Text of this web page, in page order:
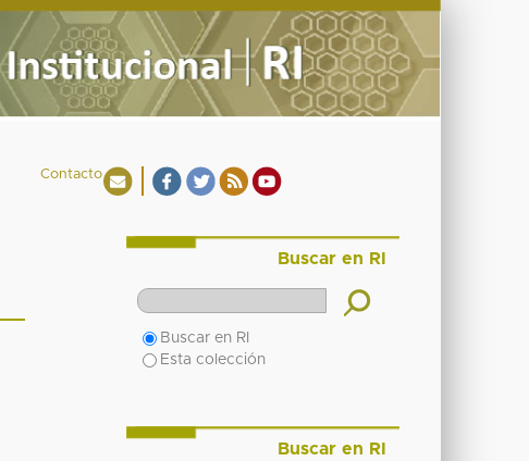
Contacto
Buscar en RI
Buscar en RI
Esta colección
Buscar en RI